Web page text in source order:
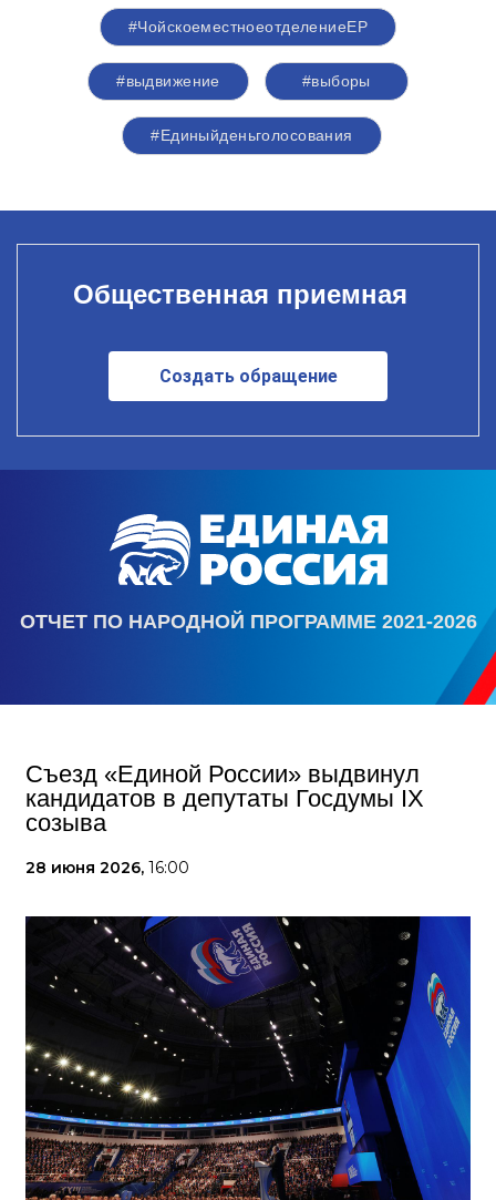
#ЧойскоеместноеотделениеЕР
#выдвижение #выборы
#Единыйденьголосования
Общественная приемная
Создать обращение
ОТЧЕТ ПО НАРОДНОЙ ПРОГРАММЕ 2021-2026
Съезд «Единой России» выдвинул
кандидатов в депутаты Госдумы IX
созыва
28 июня 2026, 16:00